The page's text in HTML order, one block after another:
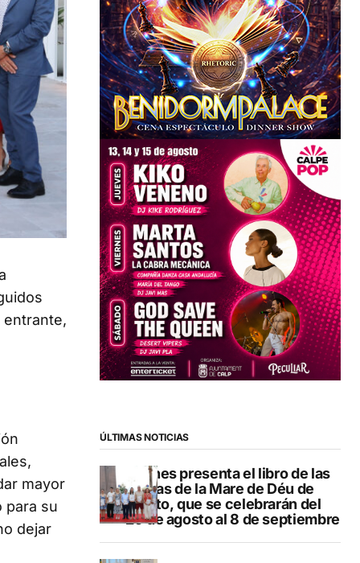
entrante,
mayor
para su
dejar
ÚLTIMAS NOTICIAS
Duanes presenta el libro de las
fiestas de la Mare de Déu de
Loreto, que se celebrarán del
29 de agosto al 8 de septiembre